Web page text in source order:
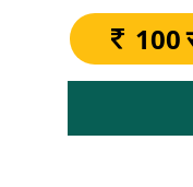
100